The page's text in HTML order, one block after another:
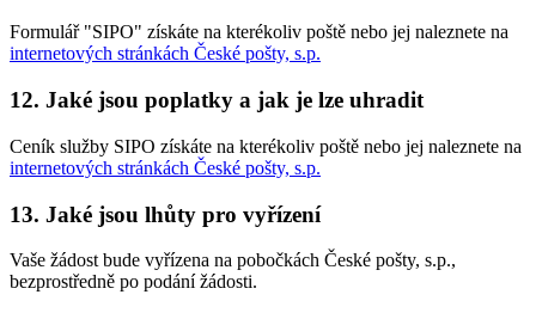
Formulář "SIPO" získáte na kterékoliv poště nebo jej naleznete na
internetových stránkách České pošty, s.p.
12. Jaké jsou poplatky a jak je lze uhradit
Ceník služby SIPO získáte na kterékoliv poště nebo jej naleznete na
internetových stránkách České pošty, s.p.
13. Jaké jsou lhůty pro vyřízení
Vaše žádost bude vyřízena na pobočkách České pošty, s.p.,
bezprostředně po podání žádosti.